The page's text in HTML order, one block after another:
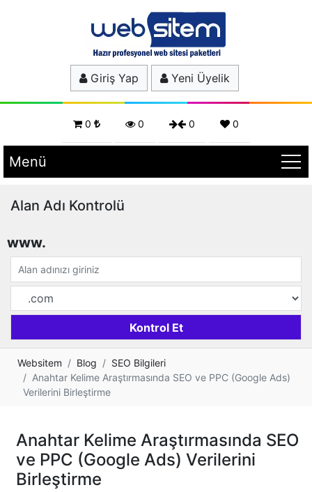
Giriş Yap Yeni Üyelik
0 0 0 0
Menü
Alan Adı Kontrolü
www.
Websitem Blog
SEO Bilgileri
Anahtar Kelime Araştırmasında SEO ve PPC (Google Ads)
Verilerini Birleştirme
Anahtar Kelime Araştırmasında SEO
ve PPC (Google Ads) Verilerini
Birleştirme